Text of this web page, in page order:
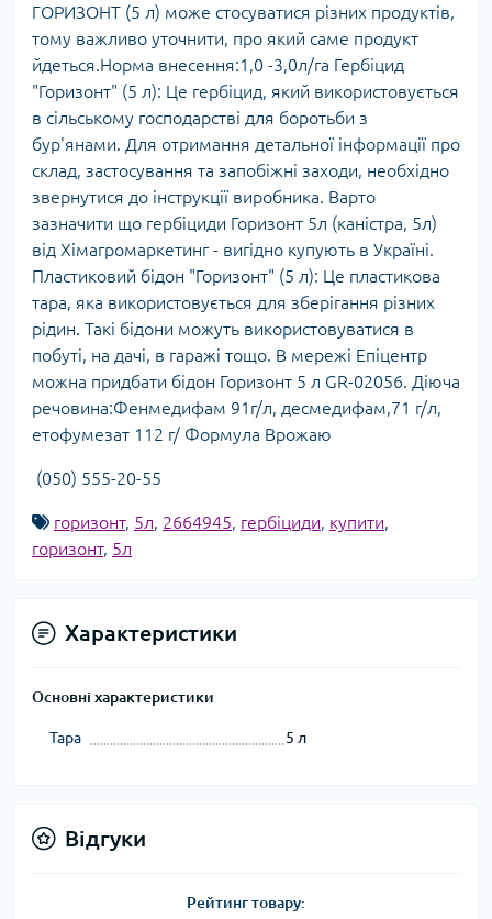
ГОРИЗОНТ (5 л) може стосуватися різних продуктів,
тому важливо уточнити, про який саме продукт
йдеться.Норма внесення:1,0 -3,0л/га Гербіцид
"Горизонт" (5 л): Це гербіцид, який використовується
в сільському господарстві для боротьби з
бур'янами. Для отримання детальної інформації про
склад, застосування та запобіжні заходи, необхідно
звернутися до інструкції виробника. Варто
зазначити що гербіциди Горизонт 5л (каністра, 5л)
від Хімагромаркетинг - вигідно купують в Україні.
Пластиковий бідон "Горизонт" (5 л): Це пластикова
тара, яка використовується для зберігання різних
рідин. Такі бідони можуть використовуватися в
побуті, на дачі, в гаражі тощо. В мережі Епіцентр
можна придбати бідон Горизонт 5 л GR-02056. Діюча
речовина:Фенмедифам 91г/л, десмедифам,71 г/л,
етофумезат 112 г/ Формула Врожаю
(050) 555-20-55
горизонт, 5л, 2664945, гербіциди, купити,
горизонт, 5л
Характеристики
Основні характеристики
Тара 5 л
Відгуки
Рейтинг товару: